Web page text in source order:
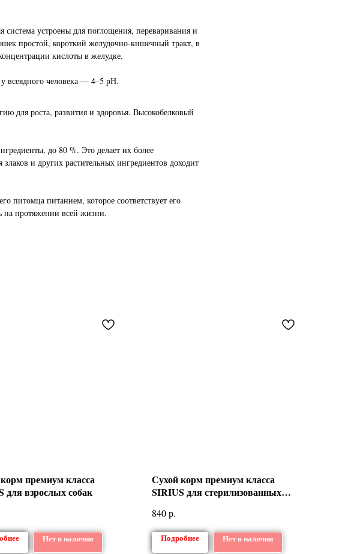
устроены для поглощения, переваривания и
простой, короткий желудочно-кишечный тракт, в
кислоты в желудке.
всеядного человека — 4–5 рН.
для роста, развития и здоровья. Высокобелковый
до 80 %. Это делает их более
и других растительных ингредиентов доходит
питомца питанием, которое соответствует его
на протяжении всей жизни.
премиум класса
для взрослых собак
Нет в наличии
Сухой корм премиум класса
SIRIUS для стерилизованных
840р.
Подробнее Нет в наличии